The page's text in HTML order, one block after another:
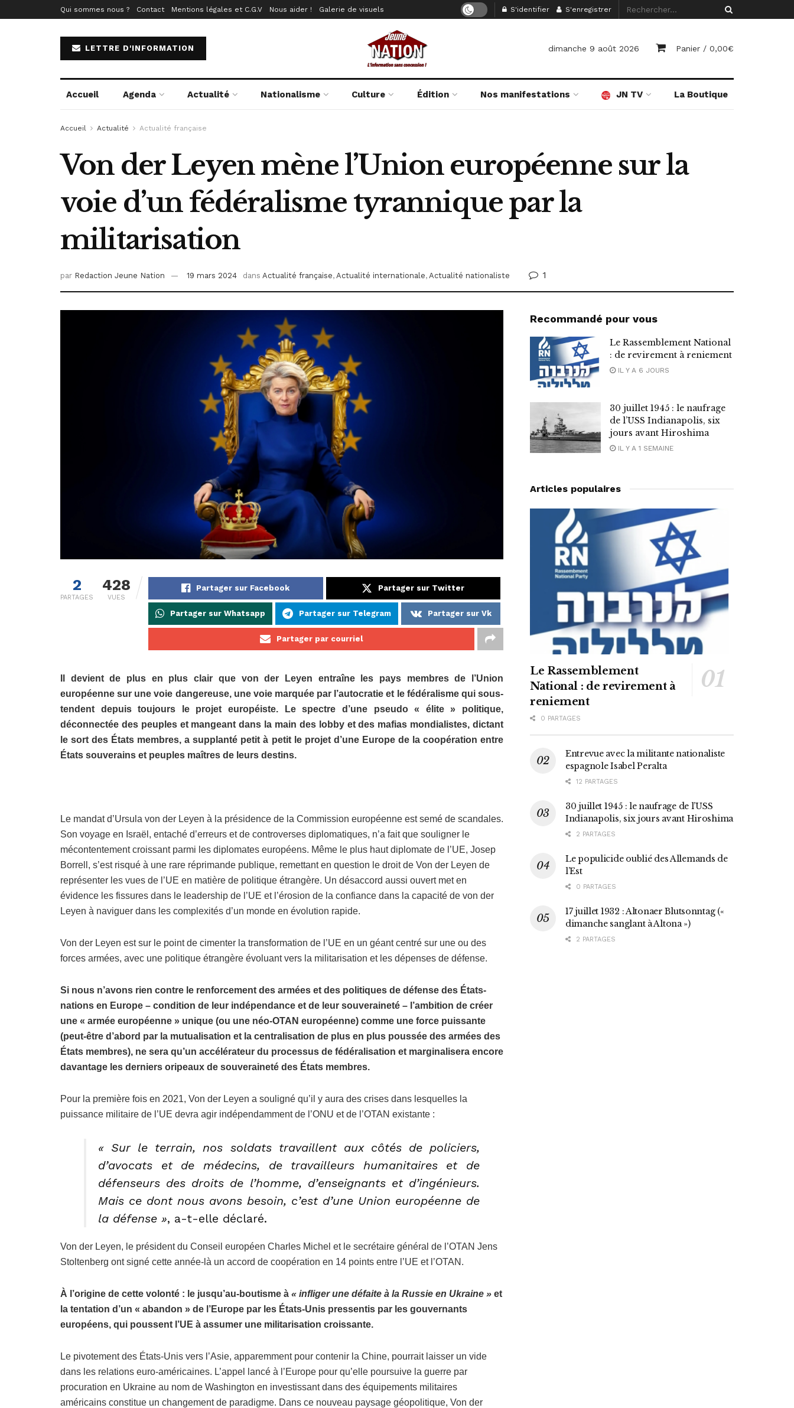
Qui sommes nous ? Contact Mentions légales et C.G.V Nous aider ! Galerie de visuels S'identifier S'enregistrer
LETTRE D'INFORMATION dimanche 9 août 2026 Panier / 0,00€
Accueil Agenda Actualité Nationalisme Culture Édition Nos manifestations JN TV La Boutique
Accueil Actualité Actualité française
Von der Leyen mène l’Union européenne sur la
voie d’un fédéralisme tyrannique par la
militarisation
par Redaction Jeune Nation 19 mars 2024 dans Actualité française, Actualité internationale, Actualité nationaliste 1
2
PARTAGES
428
VUES
Partager sur Facebook Partager sur Twitter
Partager sur Whatsapp Partager sur Telegram Partager sur Vk
Partager par courriel
Il devient de plus en plus clair que von der Leyen entraîne les pays membres de l’Union
européenne sur une voie dangereuse, une voie marquée par l’autocratie et le fédéralisme qui sous-
tendent depuis toujours le projet européiste. Le spectre d’une pseudo « élite » politique,
déconnectée des peuples et mangeant dans la main des lobby et des mafias mondialistes, dictant
le sort des États membres, a supplanté petit à petit le projet d’une Europe de la coopération entre
États souverains et peuples maîtres de leurs destins.
Le mandat d’Ursula von der Leyen à la présidence de la Commission européenne est semé de scandales.
Son voyage en Israël, entaché d’erreurs et de controverses diplomatiques, n’a fait que souligner le
mécontentement croissant parmi les diplomates européens. Même le plus haut diplomate de l’UE, Josep
Borrell, s’est risqué à une rare réprimande publique, remettant en question le droit de Von der Leyen de
représenter les vues de l’UE en matière de politique étrangère. Un désaccord aussi ouvert met en
évidence les fissures dans le leadership de l’UE et l’érosion de la confiance dans la capacité de von der
Leyen à naviguer dans les complexités d’un monde en évolution rapide.
Von der Leyen est sur le point de cimenter la transformation de l’UE en un géant centré sur une ou des
forces armées, avec une politique étrangère évoluant vers la militarisation et les dépenses de défense.
Si nous n’avons rien contre le renforcement des armées et des politiques de défense des États-
nations en Europe – condition de leur indépendance et de leur souveraineté – l’ambition de créer
une « armée européenne » unique (ou une néo-OTAN européenne) comme une force puissante
(peut-être d’abord par la mutualisation et la centralisation de plus en plus poussée des armées des
États membres), ne sera qu’un accélérateur du processus de fédéralisation et marginalisera encore
davantage les derniers oripeaux de souveraineté des États membres.
Pour la première fois en 2021, Von der Leyen a souligné qu’il y aura des crises dans lesquelles la
puissance militaire de l’UE devra agir indépendamment de l’ONU et de l’OTAN existante :
« Sur le terrain, nos soldats travaillent aux côtés de policiers,
d’avocats et de médecins, de travailleurs humanitaires et de
défenseurs des droits de l’homme, d’enseignants et d’ingénieurs.
Mais ce dont nous avons besoin, c’est d’une Union européenne de
la défense », a-t-elle déclaré.
Von der Leyen, le président du Conseil européen Charles Michel et le secrétaire général de l’OTAN Jens
Stoltenberg ont signé cette année-là un accord de coopération en 14 points entre l’UE et l’OTAN.
À l’origine de cette volonté : le jusqu’au-boutisme à « infliger une défaite à la Russie en Ukraine » et
la tentation d’un « abandon » de l’Europe par les États-Unis pressentis par les gouvernants
européens, qui poussent l’UE à assumer une militarisation croissante.
Le pivotement des États-Unis vers l’Asie, apparemment pour contenir la Chine, pourrait laisser un vide
dans les relations euro-américaines. L’appel lancé à l’Europe pour qu’elle poursuive la guerre par
procuration en Ukraine au nom de Washington en investissant dans des équipements militaires
américains constitue un changement de paradigme. Dans ce nouveau paysage géopolitique, Von der
Recommandé pour vous
Le Rassemblement National
: de revirement à reniement
IL Y A 6 JOURS
30 juillet 1945 : le naufrage
de l’USS Indianapolis, six
jours avant Hiroshima
IL Y A 1 SEMAINE
Articles populaires
Le Rassemblement
National : de revirement à
reniement
0 PARTAGES
Entrevue avec la militante nationaliste
espagnole Isabel Peralta
12 PARTAGES
30 juillet 1945 : le naufrage de l’USS
Indianapolis, six jours avant Hiroshima
2 PARTAGES
Le populicide oublié des Allemands de
l’Est
0 PARTAGES
17 juillet 1932 : Altonaer Blutsonntag («
dimanche sanglant à Altona »)
2 PARTAGES